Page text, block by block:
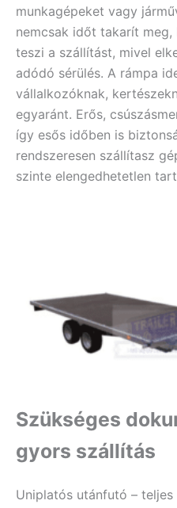
munkagépeket vagy
nemcsak időt takarít
teszi a szállítást, mivel
adódó sérülés. A rámpa
vállalkozóknak,
egyaránt. Erős,
így esős időben is
rendszeresen szállítasz
szinte elengedhetetlen
Szükséges
gyors szállítás
Uniplatós utánfutó –